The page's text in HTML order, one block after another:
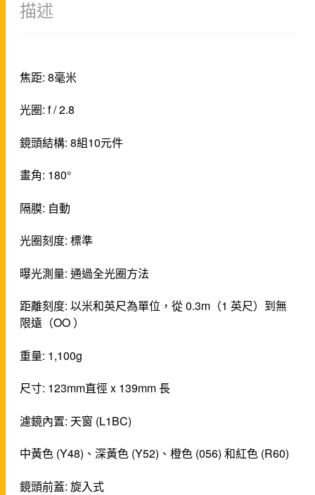
描述
焦距: 8毫米
光圈: f / 2.8
鏡頭結構: 8組10元件
畫角: 180°
隔膜: 自動
光圈刻度: 標準
曝光測量: 通過全光圈方法
距離刻度: 以米和英尺為單位，從 0.3m（1 英尺）到無
限遠（OO ）
重量: 1,100g
尺寸: 123mm直徑 x 139mm 長
濾鏡內置: 天窗 (L1BC)
中黃色 (Y48)、深黃色 (Y52)、橙色 (056) 和紅色 (R60)
鏡頭前蓋: 旋入式